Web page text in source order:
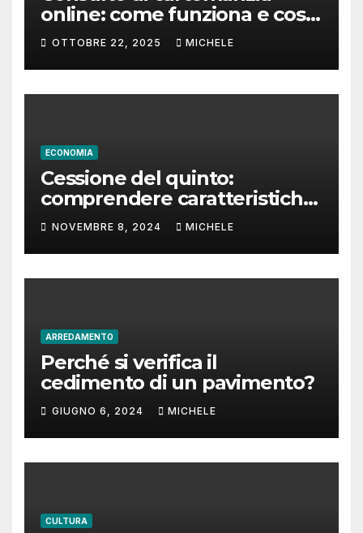
online: come funziona e cosa
aspettarsi
OTTOBRE 22, 2025 MICHELE
ECONOMIA
Cessione del quinto:
comprendere caratteristiche
e tempi di rimborso
NOVEMBRE 8, 2024 MICHELE
ARREDAMENTO
Perché si verifica il
cedimento di un pavimento?
GIUGNO 6, 2024 MICHELE
CULTURA